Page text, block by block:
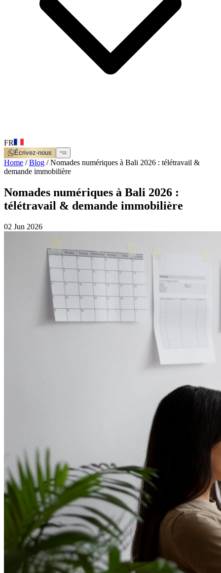
FR
Écrivez-nous
Home /Blog /Nomades numériques à Bali 2026 : télétravail &
demande immobilière
Nomades numériques à Bali 2026 :
télétravail & demande immobilière
02 Jun 2026